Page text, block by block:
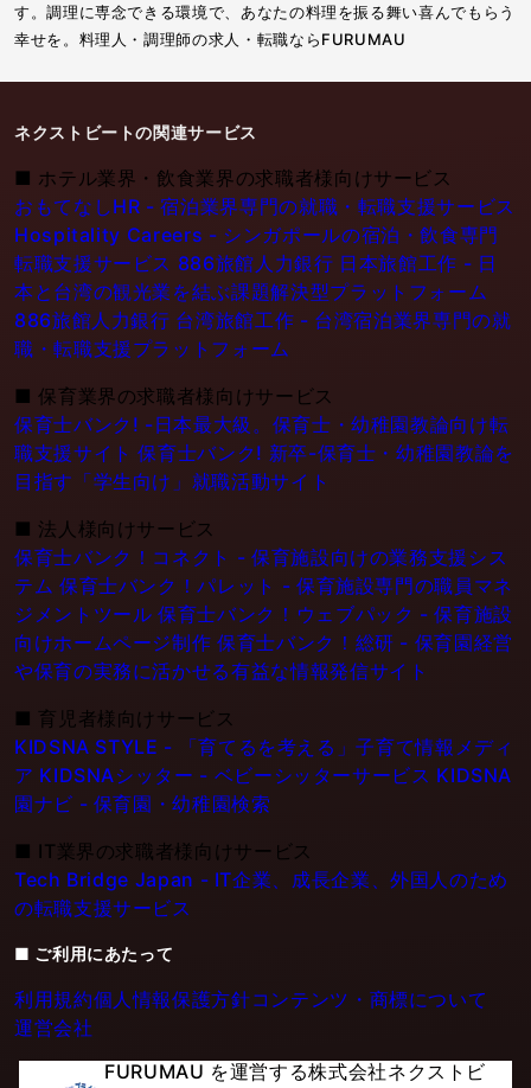
す。調理に専念できる環境で、あなたの料理を振る舞い喜んでもらう
幸せを。料理人・調理師の求人・転職ならFURUMAU
ネクストビートの関連サービス
■ ホテル業界・飲食業界の求職者様向けサービス
おもてなしHR - 宿泊業界専門の就職・転職支援サービス
Hospitality Careers - シンガポールの宿泊・飲食専門
転職支援サービス 886旅館人力銀行 日本旅館工作 - 日
本と台湾の観光業を結ぶ課題解決型プラットフォーム
886旅館人力銀行 台湾旅館工作 - 台湾宿泊業界専門の就
職・転職支援プラットフォーム
■ 保育業界の求職者様向けサービス
保育士バンク! -日本最大級。保育士・幼稚園教論向け転
職支援サイト 保育士バンク! 新卒-保育士・幼稚園教論を
目指す「学生向け」就職活動サイト
■ 法人様向けサービス
保育士バンク！コネクト - 保育施設向けの業務支援シス
テム 保育士バンク！パレット - 保育施設専門の職員マネ
ジメントツール 保育士バンク！ウェブパック - 保育施設
向けホームページ制作 保育士バンク！総研 - 保育園経営
や保育の実務に活かせる有益な情報発信サイト
■ 育児者様向けサービス
KIDSNA STYLE - 「育てるを考える」子育て情報メディ
ア KIDSNAシッター - ベビーシッターサービス KIDSNA
園ナビ - 保育園・幼稚園検索
■ IT業界の求職者様向けサービス
Tech Bridge Japan - IT企業、成長企業、外国人のため
の転職支援サービス
■ ご利用にあたって
利用規約個人情報保護方針コンテンツ・商標について
運営会社
FURUMAU を運営する株式会社ネクストビ